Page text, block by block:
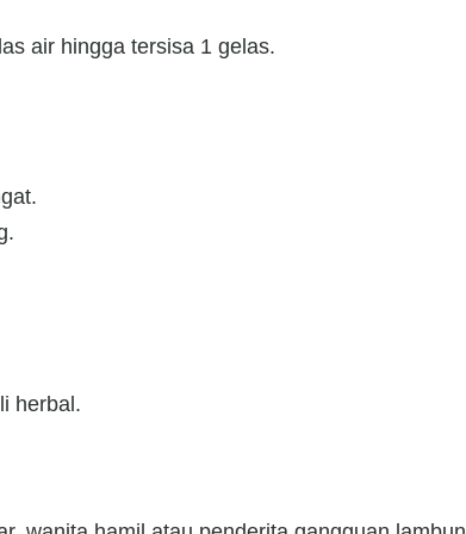
air hingga tersisa 1 gelas.
herbal.